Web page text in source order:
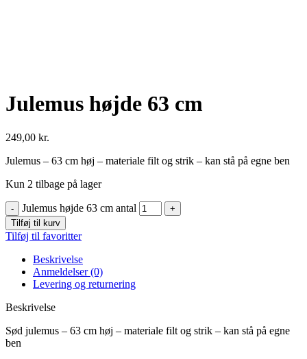
Julemus højde 63 cm
249,00 kr.
Julemus – 63 cm høj – materiale filt og strik – kan stå på egne ben
Kun 2 tilbage på lager
Julemus højde 63 cm antal
Tilføj til kurv
Tilføj til favoritter
Beskrivelse
Anmeldelser (0)
Levering og returnering
Beskrivelse
Sød julemus – 63 cm høj – materiale filt og strik – kan stå på egne
ben